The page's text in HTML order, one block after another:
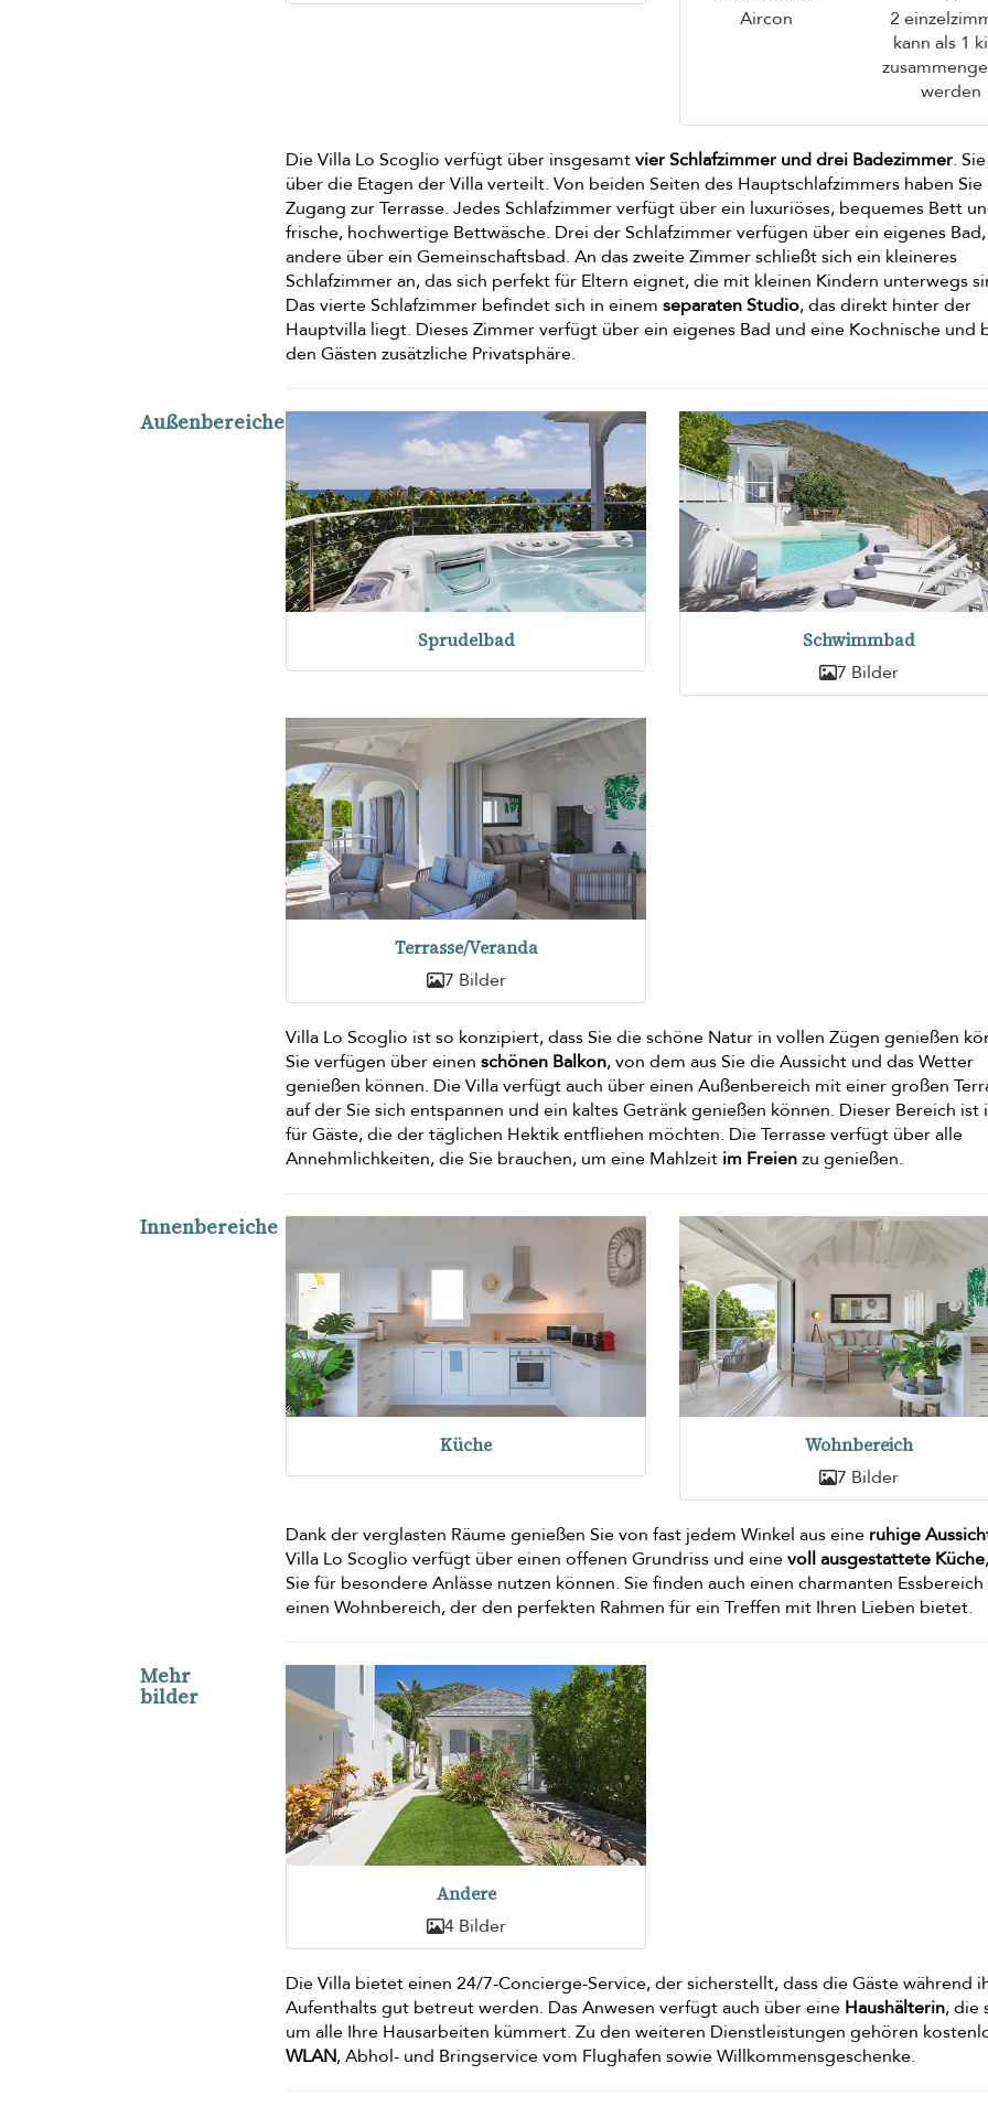
Aircon
2
kann als 1
werden
Die Villa Lo Scoglio verfügt über insgesamtvier Schlafzimmer und drei Badezimmer.
über die Etagen der Villa verteilt. Von beiden Seiten des Hauptschlafzimmers haben Sie
Zugang zur Terrasse. Jedes Schlafzimmer verfügt über ein luxuriöses, bequemes Bett
frische, hochwertige Bettwäsche. Drei der Schlafzimmer verfügen über ein eigenes
andere über ein Gemeinschaftsbad. An das zweite Zimmer schließt sich ein kleineres
Schlafzimmer an, das sich perfekt für Eltern eignet, die mit kleinen Kindern unterwegs
Das vierte Schlafzimmer befindet sich in einemseparaten Studio, das direkt hinter der
Hauptvilla liegt. Dieses Zimmer verfügt über ein eigenes Bad und eine Kochnische und
den Gästen zusätzliche Privatsphäre.
Außenbereiche
Sprudelbad Schwimmbad
7 Bilder
Terrasse/Veranda
7 Bilder
Villa Lo Scoglio ist so konzipiert, dass Sie die schöne Natur in vollen Zügen genießen
Sie verfügen über einenschönen Balkon, von dem aus Sie die Aussicht und das Wetter
genießen können. Die Villa verfügt auch über einen Außenbereich mit einer großen
auf der Sie sich entspannen und ein kaltes Getränk genießen können. Dieser Bereich ist
für Gäste, die der täglichen Hektik entfliehen möchten. Die Terrasse verfügt über alle
Annehmlichkeiten, die Sie brauchen, um eine Mahlzeit im Freienzu genießen.
Innenbereiche
Küche Wohnbereich
7 Bilder
Dank der verglasten Räume genießen Sie von fast jedem Winkel aus eine ruhige
Villa Lo Scoglio verfügt über einen offenen Grundriss und einevoll ausgestattete Küche
Sie für besondere Anlässe nutzen können. Sie finden auch einen charmanten
einen Wohnbereich, der den perfekten Rahmen für ein Treffen mit Ihren Lieben bietet.
Mehr
bilder
Andere
4 Bilder
Die Villa bietet einen 24/7-Concierge-Service, der sicherstellt, dass die Gäste während
Aufenthalts gut betreut werden. Das Anwesen verfügt auch über eine Haushälterin, die
um alle Ihre Hausarbeiten kümmert. Zu den weiteren Dienstleistungen gehören
WLAN, Abhol- und Bringservice vom Flughafen sowie Willkommensgeschenke.